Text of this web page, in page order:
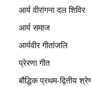
आर्य वीरांगना दल शिविर
आर्य समाज
आर्यवीर गीतांजलि
प्रेरणा गीत
बौद्धिक प्रथम-द्वितीय